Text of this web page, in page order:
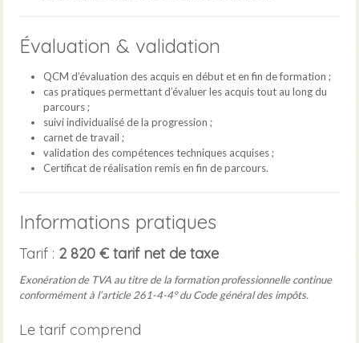
Évaluation & validation
QCM d’évaluation des acquis en début et en fin de formation ;
cas pratiques permettant d’évaluer les acquis tout au long du
parcours ;
suivi individualisé de la progression ;
carnet de travail ;
validation des compétences techniques acquises ;
Certificat de réalisation remis en fin de parcours.
Informations pratiques
Tarif : 2 820 € tarif net de taxe
Exonération de TVA au titre de la formation professionnelle continue
conformément à l’article 261-4-4° du Code général des impôts.
Le tarif comprend